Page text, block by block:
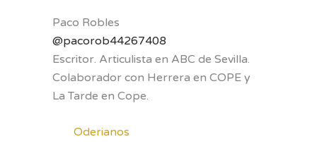
Paco Robles
@pacorob44267408
Escritor. Articulista en ABC de Sevilla.
Colaborador con Herrera en COPE y
La Tarde en Cope.
Oderianos